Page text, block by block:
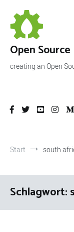
Inhalt
springen
Open
creating an Open
Start south
Schlagwort: